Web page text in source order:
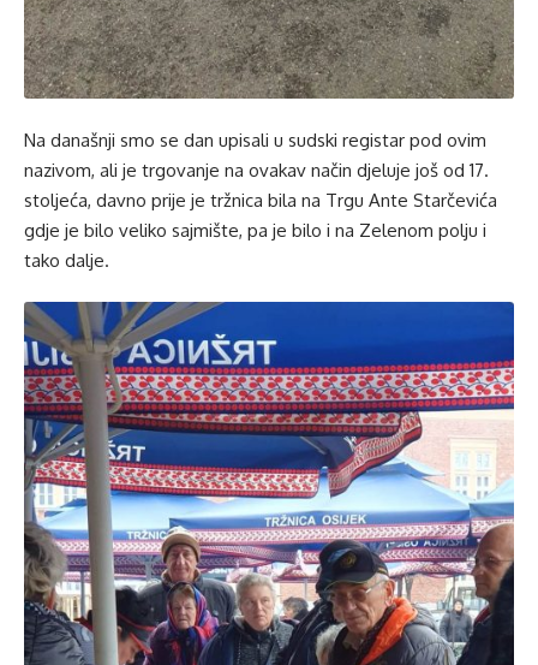
Na današnji smo se dan upisali u sudski registar pod ovim
nazivom, ali je trgovanje na ovakav način djeluje još od 17.
stoljeća, davno prije je tržnica bila na Trgu Ante Starčevića
gdje je bilo veliko sajmište, pa je bilo i na Zelenom polju i
tako dalje.